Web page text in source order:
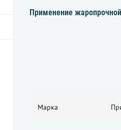
Применение
Марка